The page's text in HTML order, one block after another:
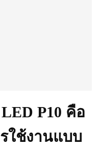
P10 คือ
ใช้งานแบบ